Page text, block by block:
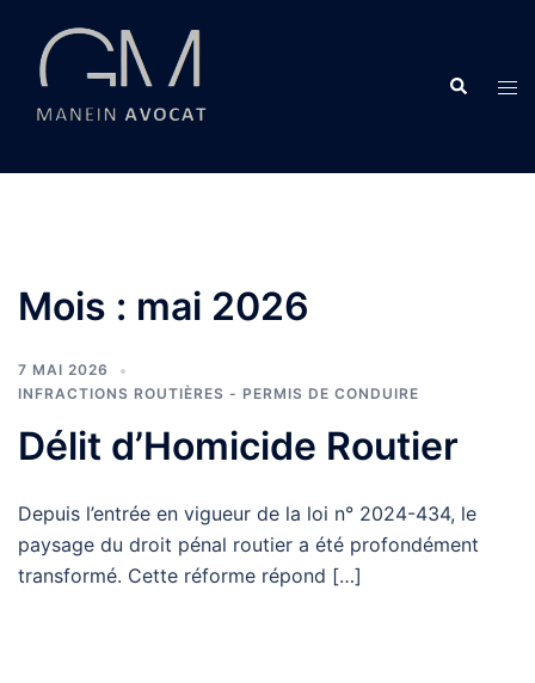
contenu
Mois : mai 2026
7 MAI 2026
INFRACTIONS ROUTIÈRES - PERMIS DE CONDUIRE
Délit d’Homicide Routier
Depuis l’entrée en vigueur de la loi n° 2024-434, le
paysage du droit pénal routier a été profondément
transformé. Cette réforme répond […]